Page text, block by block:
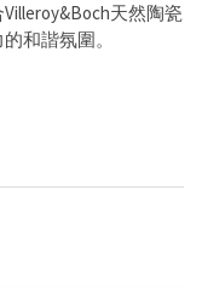
天然陶瓷
和諧氛圍。